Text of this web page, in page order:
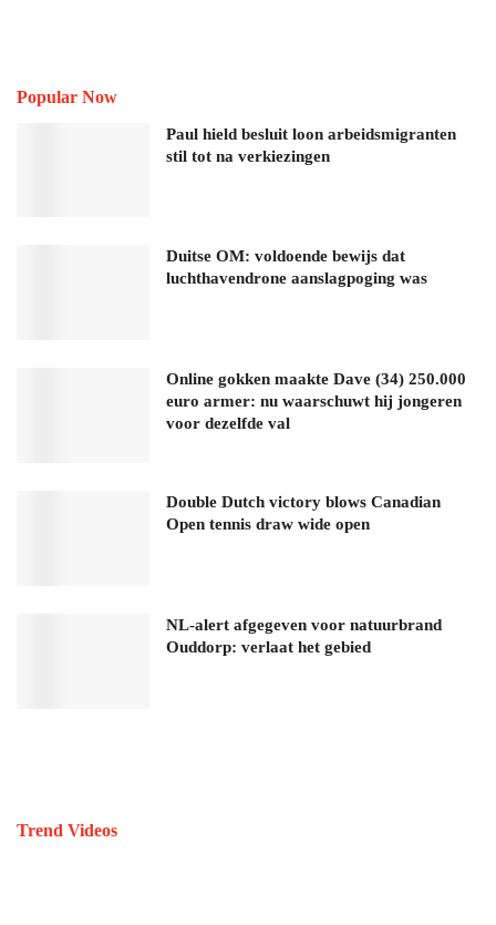
Popular Now
Paul hield besluit loon arbeidsmigranten
stil tot na verkiezingen
Duitse OM: voldoende bewijs dat
luchthavendrone aanslagpoging was
Online gokken maakte Dave (34) 250.000
euro armer: nu waarschuwt hij jongeren
voor dezelfde val
Double Dutch victory blows Canadian
Open tennis draw wide open
NL-alert afgegeven voor natuurbrand
Ouddorp: verlaat het gebied
Trend Videos